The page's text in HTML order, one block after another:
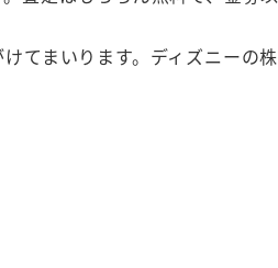
てまいります。ディズニーの